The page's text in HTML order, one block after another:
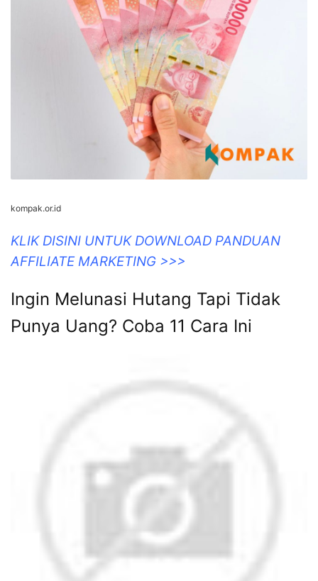
kompak.or.id
KLIK DISINI UNTUK DOWNLOAD PANDUAN
AFFILIATE MARKETING >>>
Ingin Melunasi Hutang Tapi Tidak
Punya Uang? Coba 11 Cara Ini